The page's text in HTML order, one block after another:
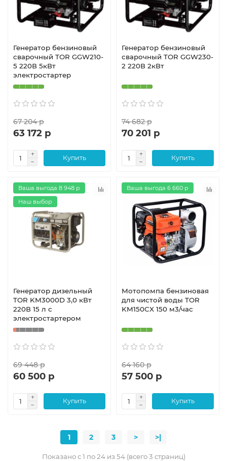
Генератор бензиновый
сварочный TOR GGW210-
5 220В 5кВт
электростартер
67 204 р
63 172 р
Купить
Генератор бензиновый
сварочный TOR GGW230-
2 220В 2кВт
74 682 р
70 201 р
Купить
Ваша выгода 8 948 р
Наш выбор
Генератор дизельный
TOR KM3000D 3,0 кВт
220В 15 л с
электростартером
69 448 р
60 500 р
Купить
Ваша выгода 6 660 р
Мотопомпа бензиновая
для чистой воды TOR
KM150CX 150 м3/час
64 160 р
57 500 р
Купить
1 2 3 > >|
Показано с 1 по 24 из 54 (всего 3 страниц)